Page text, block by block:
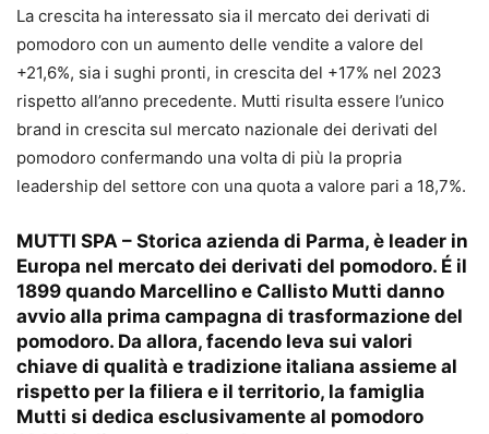
La crescita ha interessato sia il mercato dei derivati di
pomodoro con un aumento delle vendite a valore del
+21,6%, sia i sughi pronti, in crescita del +17% nel 2023
rispetto all’anno precedente. Mutti risulta essere l’unico
brand in crescita sul mercato nazionale dei derivati del
pomodoro confermando una volta di più la propria
leadership del settore con una quota a valore pari a 18,7%.
MUTTI SPA – Storica azienda di Parma, è leader in
Europa nel mercato dei derivati del pomodoro. É il
1899 quando Marcellino e Callisto Mutti danno
avvio alla prima campagna di trasformazione del
pomodoro. Da allora, facendo leva sui valori
chiave di qualità e tradizione italiana assieme al
rispetto per la filiera e il territorio, la famiglia
Mutti si dedica esclusivamente al pomodoro